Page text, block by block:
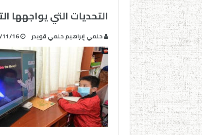
التحديات التي يواجهها
حلمي إبراهيم حلمي قويدر 11/16